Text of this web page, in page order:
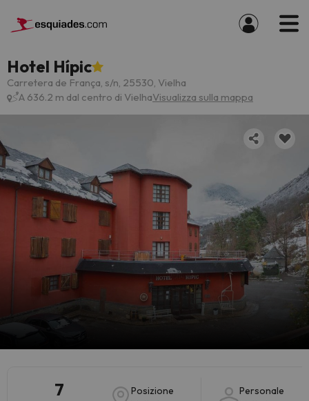
Hotel Hípic
Carretera de França, s/n, 25530, Vielha
A 636.2 m dal centro di VielhaVisualizza sulla mappa
7 Posizione Personale